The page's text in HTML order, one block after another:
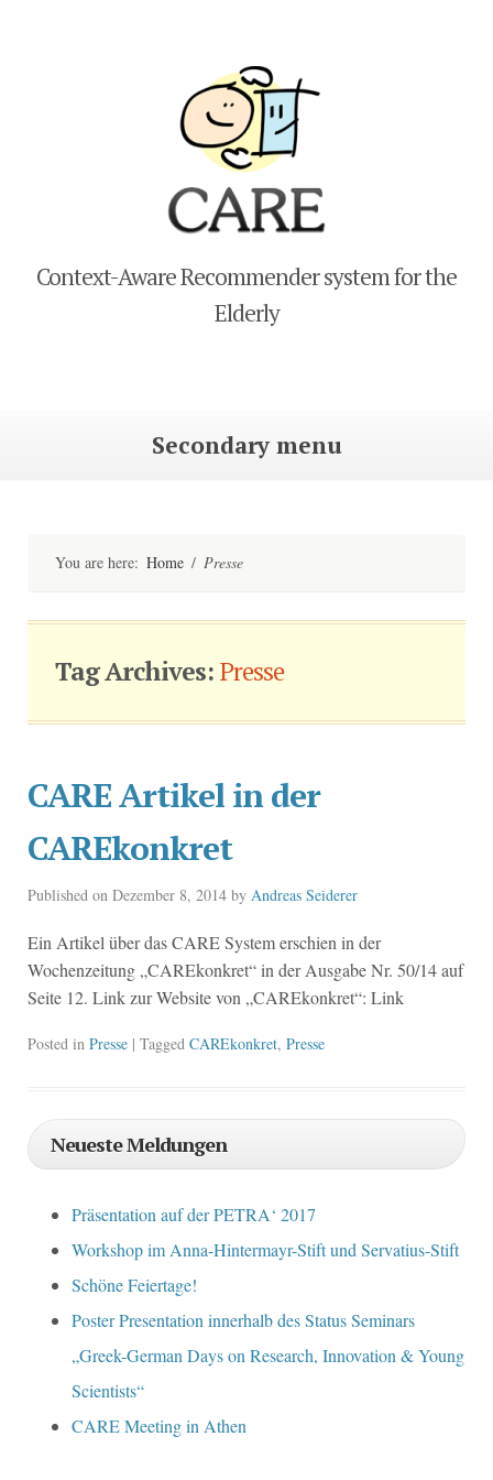
Context-Aware Recommender system for the
Elderly
Secondary menu
You are here: Home / Presse
Tag Archives:Presse
CARE Artikel in der
CAREkonkret
Published on Dezember 8, 2014 by Andreas Seiderer
Ein Artikel über das CARE System erschien in der
Wochenzeitung „CAREkonkret“ in der Ausgabe Nr. 50/14 auf
Seite 12. Link zur Website von „CAREkonkret“: Link
Posted in Presse | Tagged CAREkonkret, Presse
Neueste Meldungen
Präsentation auf der PETRA‘ 2017
Workshop im Anna-Hintermayr-Stift und Servatius-Stift
Schöne Feiertage!
Poster Presentation innerhalb des Status Seminars
„Greek-German Days on Research, Innovation & Young
Scientists“
CARE Meeting in Athen